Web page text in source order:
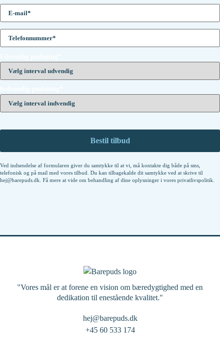
Ved indsendelse af formularen giver du samtykke til at vi, må kontakte dig både på sms,
telefonisk og på mail med vores tilbud. Du kan tilbagekalde dit samtykke ved at skrive til
hej@barepuds.dk. Få mere at vide om behandling af dine oplysninger i vores privatlivspolitik
"Vores mål er at forene en vision om bæredygtighed med en
dedikation til enestående kvalitet."
hej@barepuds.dk
+45 60 533 174